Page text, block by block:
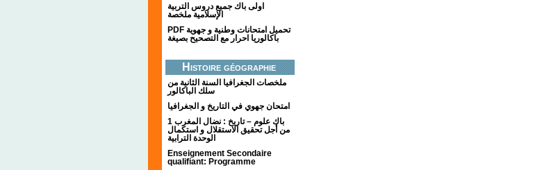
اولى باك جميع دروس التربية
الإسلامية ملخصة
PDF تحميل امتحانات وطنية و جهوية
باكالوريا احرار مع التصحيح بصيغة
Histoire géographie
ملخصات الجغرافيا السنة الثانية من
سلك الباكالور
امتحان جهوي في التاريخ و الجغرافيا
1 باك علوم – تاريخ : نضال المغرب
من أجل تحقيق الاستقلال و استكمال
الوحدة الترابية
Enseignement Secondaire
qualifiant: Programme